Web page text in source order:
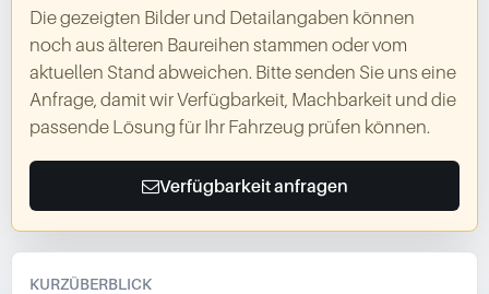
Die gezeigten Bilder und Detailangaben können
noch aus älteren Baureihen stammen oder vom
aktuellen Stand abweichen. Bitte senden Sie uns eine
Anfrage, damit wir Verfügbarkeit, Machbarkeit und die
passende Lösung für Ihr Fahrzeug prüfen können.
Verfügbarkeit anfragen
KURZÜBERBLICK